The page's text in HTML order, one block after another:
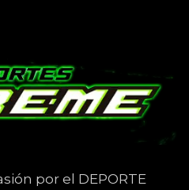
por el DEPORTE